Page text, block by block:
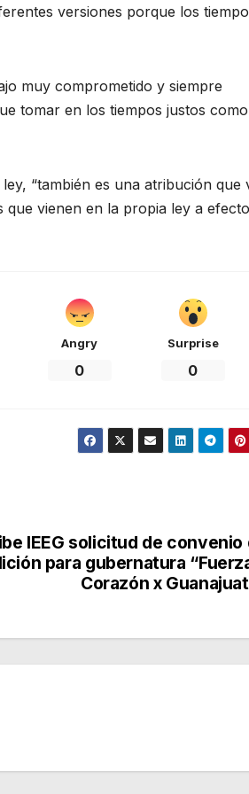
versiones porque los
muy comprometido y siempre
tomar en los tiempos justos
“también es una atribución que
vienen en la propia ley a
Angry
0
Surprise
0
IEEG solicitud de convenio
para gubernatura
Corazón x